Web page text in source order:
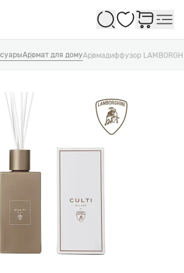
Избранное
Аромат для домуАромадиффузор